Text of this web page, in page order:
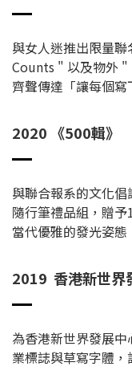
與女人迷推出限量
Counts " 以及物外 "
齊聲傳達「讓每個寫
2020 《500輯》
與聯合報系的文化
隨行筆禮品組，贈
當代優雅的發光姿態
2019 香港新世界
為香港新世界發展
業標誌與草寫字體